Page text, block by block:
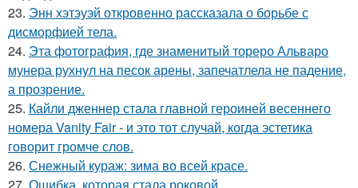
23. Энн хэтэуэй откровенно рассказала о борьбе с
дисморфией тела.
24. Эта фотография, где знаменитый тореро Альваро
мунера рухнул на песок арены, запечатлела не падение,
а прозрение.
25. Кайли дженнер стала главной героиней весеннего
номера Vanity Fair - и это тот случай, когда эстетика
говорит громче слов.
26. Снежный кураж: зима во всей красе.